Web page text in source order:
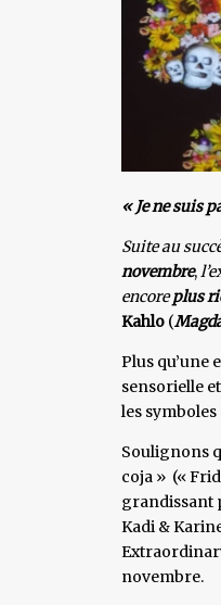
« Je ne suis
Suite au
novembre,
encoreplus
Kahlo (
Plus qu’une
sensorielle
les symboles
Soulignons
coja » («
grandissant
Kadi &
novembre.